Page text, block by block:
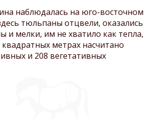
на юго-восточном
тюльпаны отцвели, оказались
и мелки, им не хватило как тепла,
квадратных метрах насчитано
и 208 вегетативных